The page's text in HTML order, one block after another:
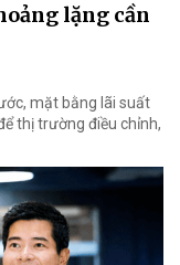
lặng cần
mặt bằng lãi suất
thị trường điều chỉnh,